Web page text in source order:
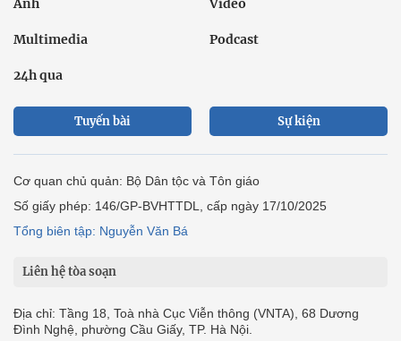
Multimedia Podcast
24h qua
Tuyến bài Sự kiện
Cơ quan chủ quản: Bộ Dân tộc và Tôn giáo
Số giấy phép: 146/GP-BVHTTDL, cấp ngày 17/10/2025
Tổng biên tập: Nguyễn Văn Bá
Liên hệ tòa soạn
Địa chỉ: Tầng 18, Toà nhà Cục Viễn thông (VNTA), 68 Dương
Đình Nghệ, phường Cầu Giấy, TP. Hà Nội.